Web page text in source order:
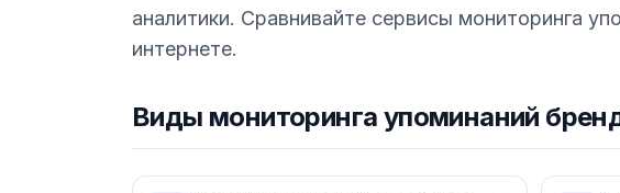
аналитики. Сравнивайте сервисы мониторинга
интернете.
Виды мониторинга упоминаний